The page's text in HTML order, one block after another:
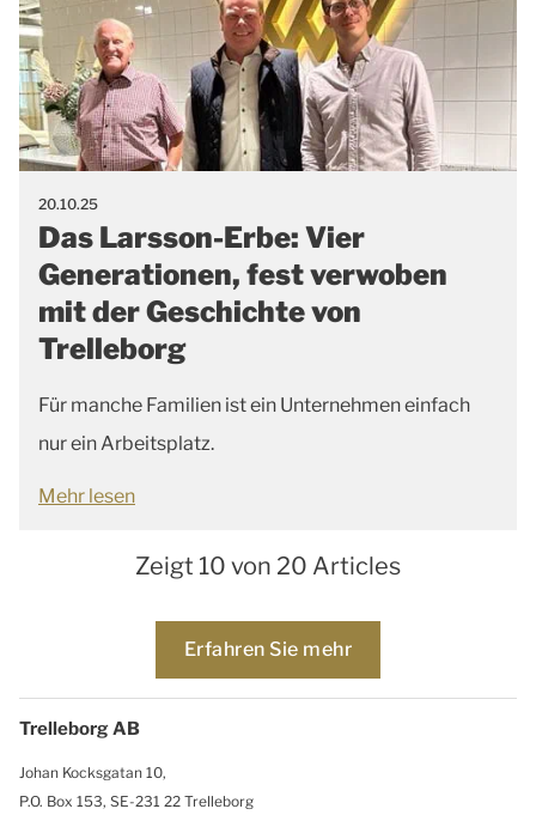
20.10.25
Das Larsson-Erbe: Vier
Generationen, fest verwoben
mit der Geschichte von
Trelleborg
Für manche Familien ist ein Unternehmen einfach
nur ein Arbeitsplatz.
Mehr lesen
Zeigt 10 von 20 Articles
Erfahren Sie mehrLoading...
Trelleborg AB
Johan Kocksgatan 10,
P.O. Box 153, SE-231 22 Trelleborg